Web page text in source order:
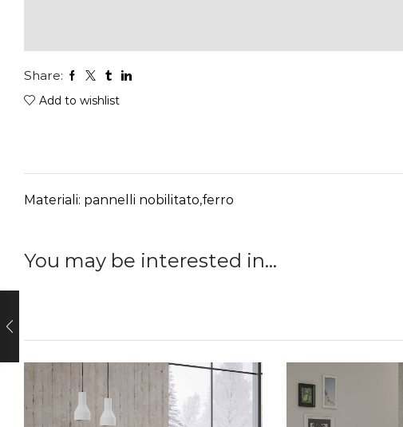
Share:
Add to wishlist
Materiali: pannelli nobilitato,ferro
You may be interested in…